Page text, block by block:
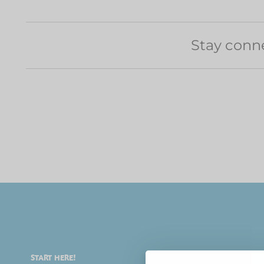
Stay
START HERE!